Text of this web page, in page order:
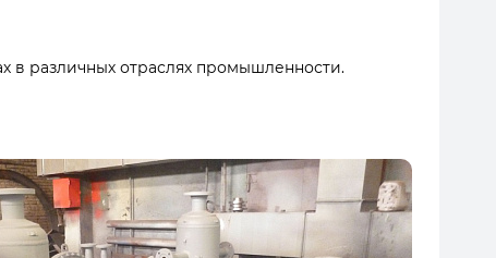
в различных отраслях промышленности.